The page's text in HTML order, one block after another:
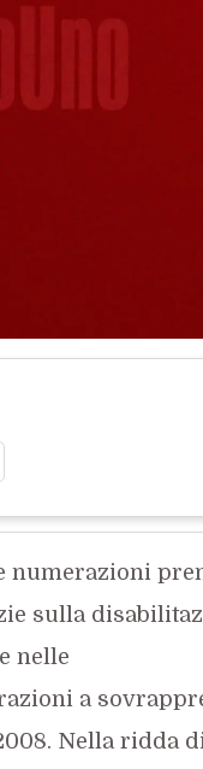
numerazioni
sulla
nelle
a
Nella ridda di